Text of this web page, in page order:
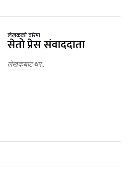
लेखकको बारेमा
सेतो प्रेस संवाददाता
लेखकबाट थप..